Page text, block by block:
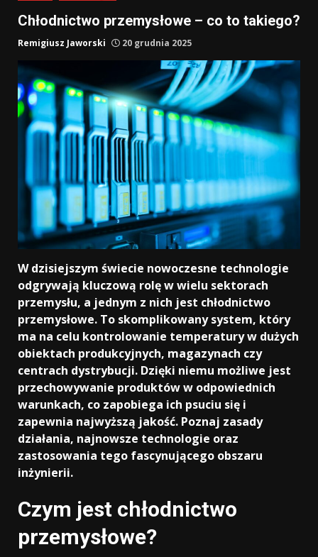
Chłodnictwo przemysłowe – co to takiego?
Remigiusz Jaworski 20 grudnia 2025
W dzisiejszym świecie nowoczesne technologie
odgrywają kluczową rolę w wielu sektorach
przemysłu, a jednym z nich jest chłodnictwo
przemysłowe. To skomplikowany system, który
ma na celu kontrolowanie temperatury w dużych
obiektach produkcyjnych, magazynach czy
centrach dystrybucji. Dzięki niemu możliwe jest
przechowywanie produktów w odpowiednich
warunkach, co zapobiega ich psuciu się i
zapewnia najwyższą jakość. Poznaj zasady
działania, najnowsze technologie oraz
zastosowania tego fascynującego obszaru
inżynierii.
Czym jest chłodnictwo
przemysłowe?